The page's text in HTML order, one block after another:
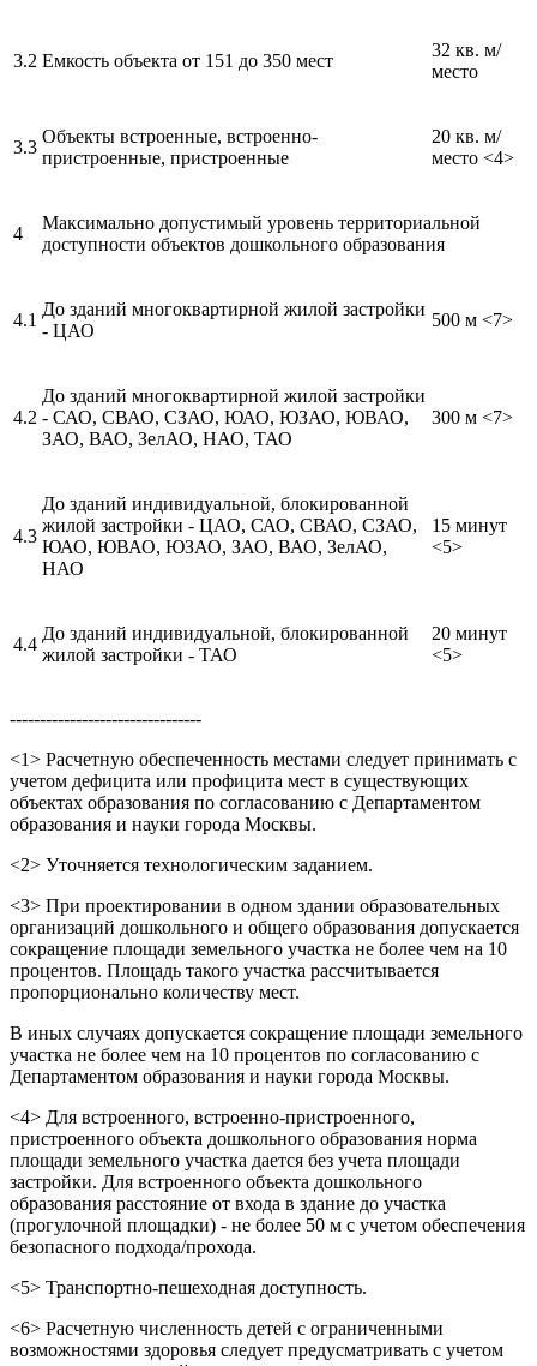
3.2 Емкость объекта от 151 до 350 мест
32 кв. м/
место
3.3
Объекты встроенные, встроенно-
пристроенные, пристроенные
20 кв. м/
место <4>
4
Максимально допустимый уровень территориальной
доступности объектов дошкольного образования
4.1
До зданий многоквартирной жилой застройки
- ЦАО
500 м <7>
4.2
До зданий многоквартирной жилой застройки
- САО, СВАО, СЗАО, ЮАО, ЮЗАО, ЮВАО,
ЗАО, ВАО, ЗелАО, НАО, ТАО
300 м <7>
4.3
До зданий индивидуальной, блокированной
жилой застройки - ЦАО, САО, СВАО, СЗАО,
ЮАО, ЮВАО, ЮЗАО, ЗАО, ВАО, ЗелАО,
НАО
15 минут
<5>
4.4
До зданий индивидуальной, блокированной
жилой застройки - ТАО
20 минут
<5>
--------------------------------
<1> Расчетную обеспеченность местами следует принимать с
учетом дефицита или профицита мест в существующих
объектах образования по согласованию с Департаментом
образования и науки города Москвы.
<2> Уточняется технологическим заданием.
<3> При проектировании в одном здании образовательных
организаций дошкольного и общего образования допускается
сокращение площади земельного участка не более чем на 10
процентов. Площадь такого участка рассчитывается
пропорционально количеству мест.
В иных случаях допускается сокращение площади земельного
участка не более чем на 10 процентов по согласованию с
Департаментом образования и науки города Москвы.
<4> Для встроенного, встроенно-пристроенного,
пристроенного объекта дошкольного образования норма
площади земельного участка дается без учета площади
застройки. Для встроенного объекта дошкольного
образования расстояние от входа в здание до участка
(прогулочной площадки) - не более 50 м с учетом обеспечения
безопасного подхода/прохода.
<5> Транспортно-пешеходная доступность.
<6> Расчетную численность детей с ограниченными
возможностями здоровья следует предусматривать с учетом